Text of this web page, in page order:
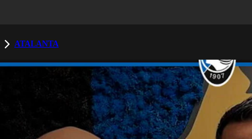
ATALANTA